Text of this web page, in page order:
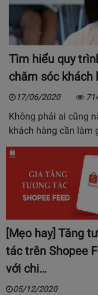
Tìm hiểu quy
chăm sóc khách
17/06/2020
Không phải ai cũng
khách hàng cần làm
[Mẹo hay] Tăng
tác trên Shopee
với chi…
05/12/2020